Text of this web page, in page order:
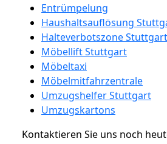
Entrümpelung
Haushaltsauflösung
Halteverbotszone Stuttgart
Möbellift Stuttgart
Möbeltaxi
Möbelmitfahrzentrale
Umzugshelfer Stuttgart
Umzugskartons
Kontaktieren Sie uns noch